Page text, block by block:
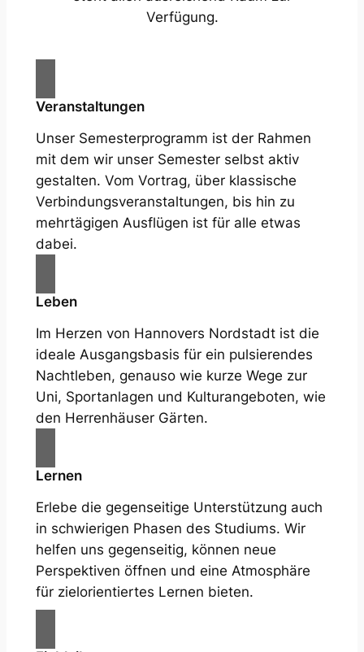
Verfügung.
Veranstaltungen
Unser Semesterprogramm ist der Rahmen
mit dem wir unser Semester selbst aktiv
gestalten. Vom Vortrag, über klassische
Verbindungsveranstaltungen, bis hin zu
mehrtägigen Ausflügen ist für alle etwas
dabei.
Leben
Im Herzen von Hannovers Nordstadt ist die
ideale Ausgangsbasis für ein pulsierendes
Nachtleben, genauso wie kurze Wege zur
Uni, Sportanlagen und Kulturangeboten, wie
den Herrenhäuser Gärten.
Lernen
Erlebe die gegenseitige Unterstützung auch
in schwierigen Phasen des Studiums. Wir
helfen uns gegenseitig, können neue
Perspektiven öffnen und eine Atmosphäre
für zielorientiertes Lernen bieten.